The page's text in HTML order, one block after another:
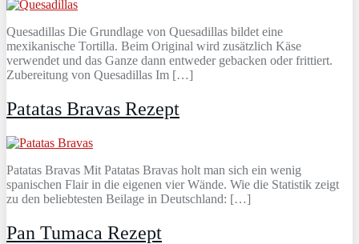
Quesadillas Die Grundlage von Quesadillas bildet eine
mexikanische Tortilla. Beim Original wird zusätzlich Käse
verwendet und das Ganze dann entweder gebacken oder frittiert.
Zubereitung von Quesadillas Im […]
Patatas Bravas Rezept
Patatas Bravas Mit Patatas Bravas holt man sich ein wenig
spanischen Flair in die eigenen vier Wände. Wie die Statistik zeigt
zu den beliebtesten Beilage in Deutschland: […]
Pan Tumaca Rezept